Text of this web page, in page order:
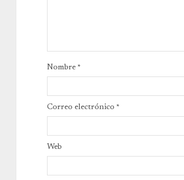
Nombre *
Correo electrónico *
Web